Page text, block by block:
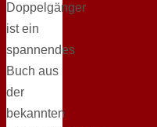
Doppelgänger
ist ein
spannendes
Buch aus
der
bekannten